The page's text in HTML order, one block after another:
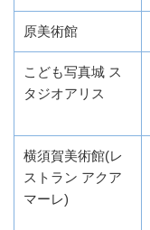
原美術館
こども写真城 ス
タジオアリス
横須賀美術館(レ
ストラン アクア
マーレ)